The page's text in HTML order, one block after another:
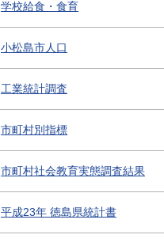
学校給食・食育
小松島市人口
工業統計調査
市町村別指標
市町村社会教育実態調査結果
平成23年 徳島県統計書